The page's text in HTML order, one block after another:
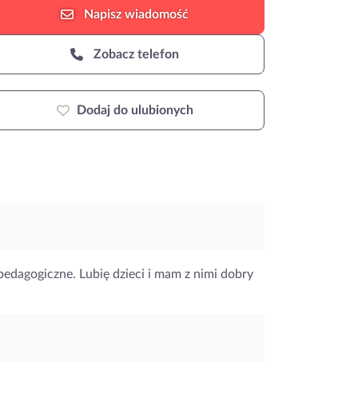
Napisz wiadomość
Zobacz telefon
Dodaj do ulubionych
Lubię dzieci i mam z nimi dobry